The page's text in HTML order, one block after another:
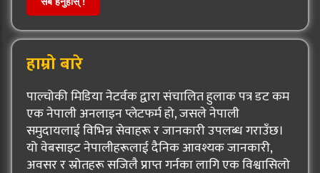
हाम्रो बारे
पाल्चोकी मिडिया नेटर्वक द्वारा संचालित हुलाक पत्र डट कम
एक नेपाली अनलाइन प्लेटफर्म हो, जसले नेपाली
समुदायलाई विभिन्न सेवाहरू र जानकारी उपलब्ध गराउँछ।
यो वेबसाइट नेपालीहरूलाई दैनिक आवश्यक जानकारी,
अवसर र स्रोतहरू सजिलै प्राप्त गर्नका लागि एक विश्वासिलो